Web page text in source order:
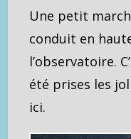
Une petit
conduit en
l’observatoire.
été prises les
ici.